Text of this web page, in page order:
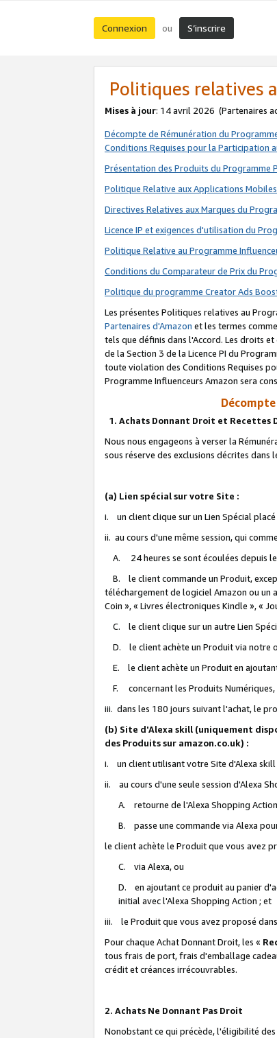
Connexion ou S’inscrire
Politiques relatives
Mises à jour: 14 avril 2026 (Partenaires
Décompte de Rémunération du
Conditions Requises pour la Participation
Présentation des Produits du Programme
Politique Relative aux Applications
Directives Relatives aux Marques du
Licence IP et exigences d'utilisation du
Politique Relative au Programme
Conditions du Comparateur de Prix du
Politique du programme Creator Ads
Les présentes Politiques relatives au
Partenaires d'Amazon et les termes
tels que définis dans l'Accord. Les droits
de la Section 3 de la Licence PI du
toute violation des Conditions Requises
Programme Influenceurs Amazon sera
1. Achats Donnant Droit et Recettes
Nous nous engageons à verser la
sous réserve des exclusions décrites
(a) Lien spécial sur votre Site :
i. un client clique sur un Lien Spécial
ii. au cours d'une même session, qui
A. 24 heures se sont écoulées depuis
B. le client commande un Produit,
téléchargement de logiciel Amazon ou un
Coin », « Livres électroniques Kindle », «
C. le client clique sur un autre Lien
D. le client achète un Produit via notre
E. le client achète un Produit en
F. concernant les Produits Numériques,
iii. dans les 180 jours suivant l'achat, le
(b) Site d'Alexa skill (uniquement
des Produits sur amazon.co.uk) :
i. un client utilisant votre Site d'Alexa skill
ii. au cours d'une seule session d'Alexa
A. retourne de l'Alexa Shopping
B. passe une commande via Alexa
le client achète le Produit que vous avez
C. via Alexa, ou
D. en ajoutant ce produit au panier
initial avec l'Alexa Shopping Action ; et
iii. le Produit que vous avez proposé
Pour chaque Achat Donnant Droit, les «
tous frais de port, frais d'emballage
crédit et créances irrécouvrables.
2. Achats Ne Donnant Pas Droit
Nonobstant ce qui précède, l'éligibilité